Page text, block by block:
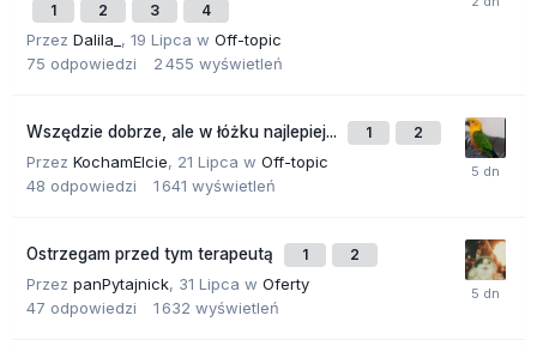
1 2 3 4
Przez Dalila_ , 19 Lipca w Off-topic
75 odpowiedzi 2 455 wyświetleń
Wszędzie dobrze, ale w łóżku najlepiej... 1 2
Przez KochamElcie, 21 Lipca w Off-topic
48 odpowiedzi 1 641 wyświetleń
Ostrzegam przed tym terapeutą 1 2
Przez panPytajnick, 31 Lipca w Oferty
47 odpowiedzi 1 632 wyświetleń